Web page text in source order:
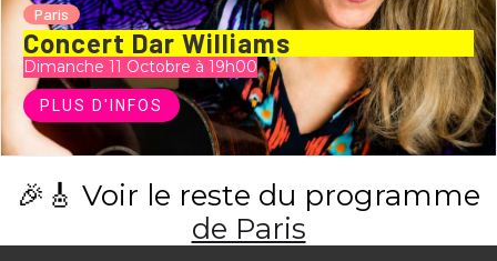
Paris
Concert Dar Williams
Dimanche 11 Octobre à 19h00
PLUS D'INFOS
🎉🎸 Voir le reste du programme
de Paris